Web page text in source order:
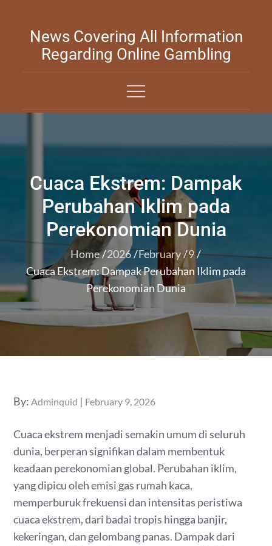
contentNews Covering All Information
Regarding Online Gambling
Cuaca Ekstrem: Dampak
Perubahan Iklim pada
Perekonomian Dunia
Home 2026 February 9
Cuaca Ekstrem: Dampak Perubahan Iklim pada
Perekonomian Dunia
By:Adminquid
Posted
February 9, 2026
Cuaca ekstrem menjadi semakin umum di seluruh
dunia, berperan signifikan dalam membentuk
keadaan perekonomian global. Perubahan iklim,
yang dipicu oleh emisi gas rumah kaca,
memperburuk frekuensi dan intensitas peristiwa
cuaca ekstrem, dari badai tropis hingga banjir,
kekeringan, dan gelombang panas. Dampak dari